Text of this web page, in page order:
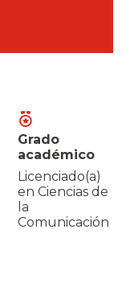
Grado
académico
Licenciado(a)
en Ciencias de
la
Comunicación